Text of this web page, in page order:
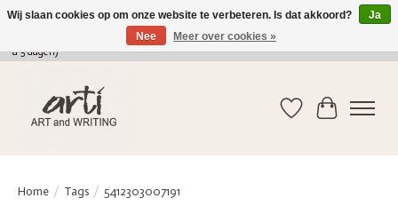
verkoop@arti-artandwriting.be/ +32 (0)471 41 82 41 / GRATIS verzending > 75 euro (2
a 5 dagen)
Verlanglijst
Home / Tags / 5412303007191
Wij slaan cookies op om onze website te verbeteren. Is dat akkoord?
Ja
Nee
Meer over cookies »